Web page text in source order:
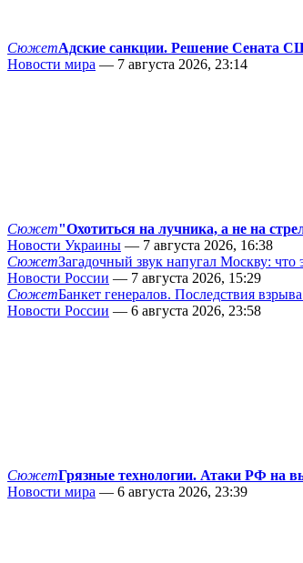
СюжетАдские санкции. Решение Сената
Новости мира — 7 августа 2026, 23:14
Сюжет"Охотиться на лучника, а не на
Новости Украины — 7 августа 2026, 16:38
СюжетЗагадочный звук напугал Москву: что
Новости России — 7 августа 2026, 15:29
СюжетБанкет генералов. Последствия
Новости России — 6 августа 2026, 23:58
СюжетГрязные технологии. Атаки РФ на
Новости мира — 6 августа 2026, 23:39